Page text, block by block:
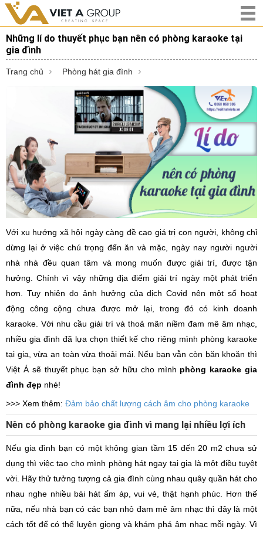
Những lí do thuyết phục bạn nên có phòng karaoke tại
gia đình
Trang chủ Phòng hát gia đình
Với xu hướng xã hội ngày càng đề cao giá trị con người, không chỉ
dừng lại ở việc chú trọng đến ăn và mặc, ngày nay người người
nhà nhà đều quan tâm và mong muốn được giải trí, được tận
hưởng. Chính vì vậy những địa điểm giải trí ngày một phát triển
hơn. Tuy nhiên do ảnh hưởng của dịch Covid nên một số hoạt
động công cộng chưa được mở lại, trong đó có kinh doanh
karaoke. Với nhu cầu giải trí và thoả mãn niềm đam mê âm nhạc,
nhiều gia đình đã lựa chọn thiết kế cho riêng mình phòng karaoke
tại gia, vừa an toàn vừa thoải mái. Nếu bạn vẫn còn băn khoăn thì
Việt Á sẽ thuyết phục bạn sở hữu cho mình phòng karaoke gia
đình đẹp nhé!
>>> Xem thêm: Đảm bảo chất lượng cách âm cho phòng karaoke
Nên có phòng karaoke gia đình vì mang lại nhiều lợi ích
Nếu gia đình bạn có một không gian tầm 15 đến 20 m2 chưa sử
dụng thì việc tạo cho mình phòng hát ngay tại gia là một điều tuyệt
vời. Hãy thử tưởng tượng cả gia đình cùng nhau quây quần hát cho
nhau nghe nhiều bài hát ấm áp, vui vẻ, thật hạnh phúc. Hơn thế
nữa, nếu nhà bạn có các bạn nhỏ đam mê âm nhạc thì đây là một
cách tốt để có thể luyện giọng và khám phá âm nhạc mỗi ngày. Vì